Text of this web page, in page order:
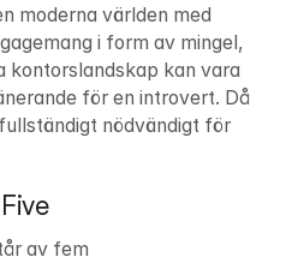
moderna världen med
i form av mingel,
kontorslandskap kan vara
för en introvert. Då
nödvändigt för
av fem